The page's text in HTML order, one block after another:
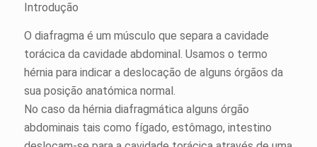
Introdução
O diafragma é um músculo que separa a cavidade
torácica da cavidade abdominal. Usamos o termo
hérnia para indicar a deslocação de alguns órgãos da
sua posição anatómica normal.
No caso da hérnia diafragmática alguns órgão
abdominais tais como fígado, estômago, intestino